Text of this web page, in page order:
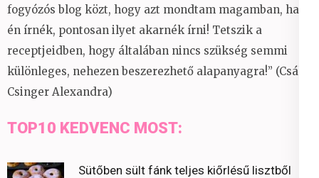
fogyózós blog közt, hogy azt mondtam magamban, ha
én írnék, pontosan ilyet akarnék írni! Tetszik a
receptjeidben, hogy általában nincs szükség semmi
különleges, nehezen beszerezhető alapanyagra!” (Csáky
Csinger Alexandra)
TOP10 KEDVENC MOST:
Sütőben sült fánk teljes kiőrlésű lisztből